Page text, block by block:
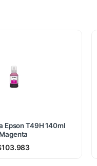
Epson T49H 140ml
Magenta
103.983